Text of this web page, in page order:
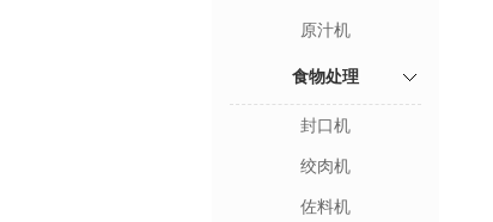
原汁机
食物处理
封口机
绞肉机
佐料机